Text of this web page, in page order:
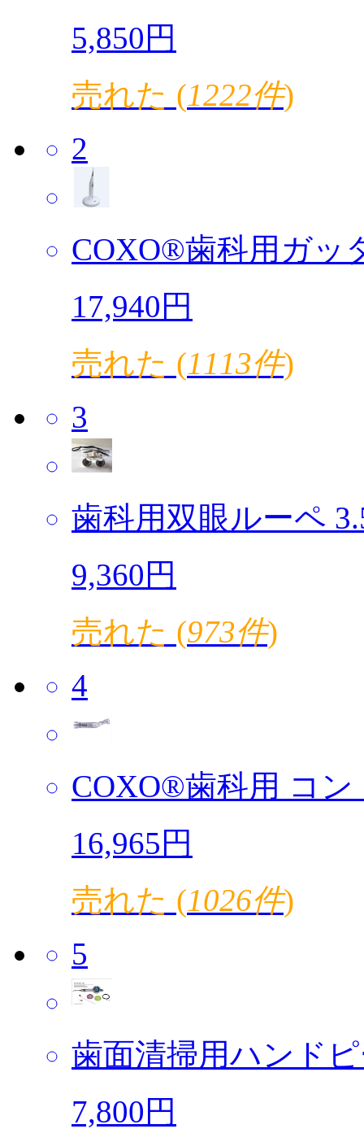
5,850円
売れた (1222件)
2
COXO®歯科用ガッ
17,940円
売れた (1113件)
3
歯科用双眼ルーペ
9,360円
売れた (973件)
4
COXO®歯科用 コン
16,965円
売れた (1026件)
5
歯面清掃用ハンド
7,800円